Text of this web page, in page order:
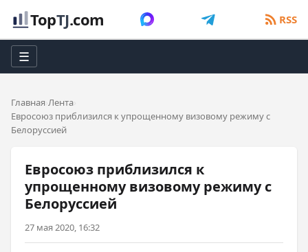
TopTJ.com RSS
☰
Главная Лента
Евросоюз приблизился к упрощенному визовому режиму с
Белоруссией
Евросоюз приблизился к
упрощенному визовому режиму с
Белоруссией
27 мая 2020, 16:32